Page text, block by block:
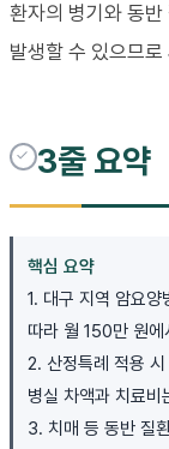
환자의 병기와 동반
발생할 수 있으므
3줄 요약
핵심 요약
1. 대구 지역 암요양
따라 월 150만 원
2. 산정특례 적용
병실 차액과 치료비
3. 치매 등 동반 질